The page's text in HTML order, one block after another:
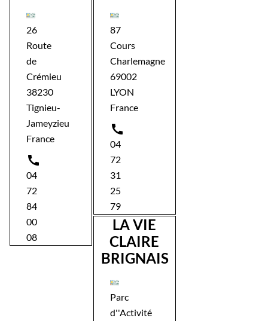
26
Route
de
Crémieu
38230
Tignieu-
Jameyzieu
France

04
72
84
00
08
87
Cours
Charlemagne
69002
LYON
France

04
72
31
25
79
LA VIE
CLAIRE
BRIGNAIS
Parc
d''Activité